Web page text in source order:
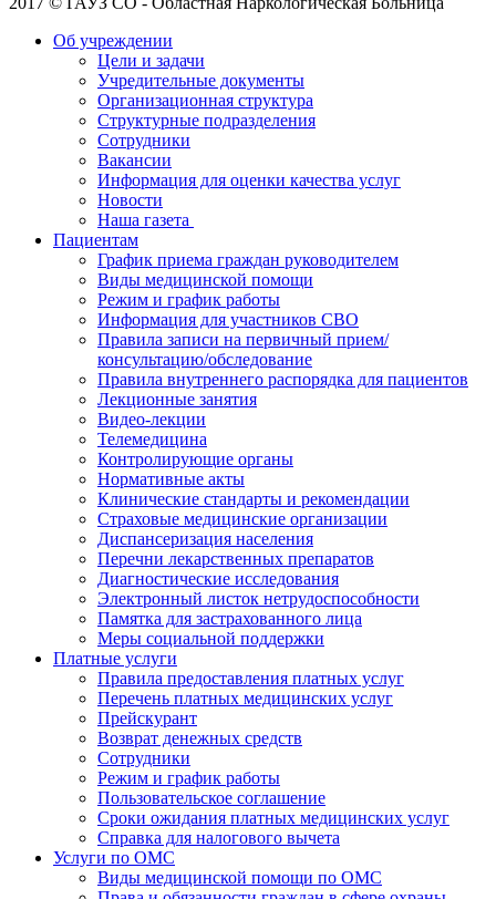
Об учреждении
Цели и задачи
Учредительные документы
Организационная структура
Структурные подразделения
Сотрудники
Вакансии
Информация для оценки качества услуг
Новости
​​Наша газета
Пациентам
График приема граждан руководителем
Виды медицинской помощи
Режим и график работы
Информация для участников СВО
Правила записи на первичный прием/
консультацию/обследование
Правила внутреннего распорядка для пациентов
Лекционные занятия
Видео-лекции
Телемедицина
Контролирующие органы
Нормативные акты
Клинические стандарты и рекомендации
Страховые медицинские организации
Диспансеризация населения
Перечни лекарственных препаратов
Диагностические исследования
Электронный листок нетрудоспособности
Памятка для застрахованного лица
Меры социальной поддержки
Платные услуги
Правила предоставления платных услуг
Перечень платных медицинских услуг
Прейскурант
Возврат денежных средств
Сотрудники
Режим и график работы
Пользовательское соглашение
Сроки ожидания платных медицинских услуг
Справка для налогового вычета
Услуги по ОМС
Виды медицинской помощи по ОМС